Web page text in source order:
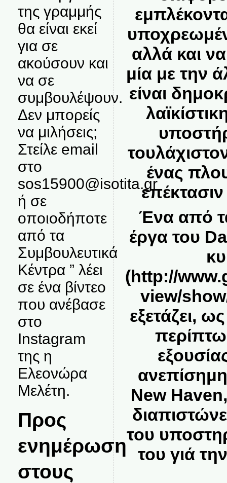
της γραμμής
θα είναι εκεί
για σε
ακούσουν και
να σε
συμβουλέψουν.
Δεν μπορείς
να μιλήσεις;
Στείλε email
στο
sos15900@isotita.gr
ή σε
οποιοδήποτε
από τα
Συμβουλευτικά
Κέντρα ” λέει
σε ένα βίντεο
που ανέβασε
στο
Instagram
της η
Ελεονώρα
Μελέτη.
Προς
ενημέρωση
στους
αλλά και
μία με την
είναι
ένας
Ένα από
έργα του
(http://
view/
εξετάζει,
New
του
του γιά